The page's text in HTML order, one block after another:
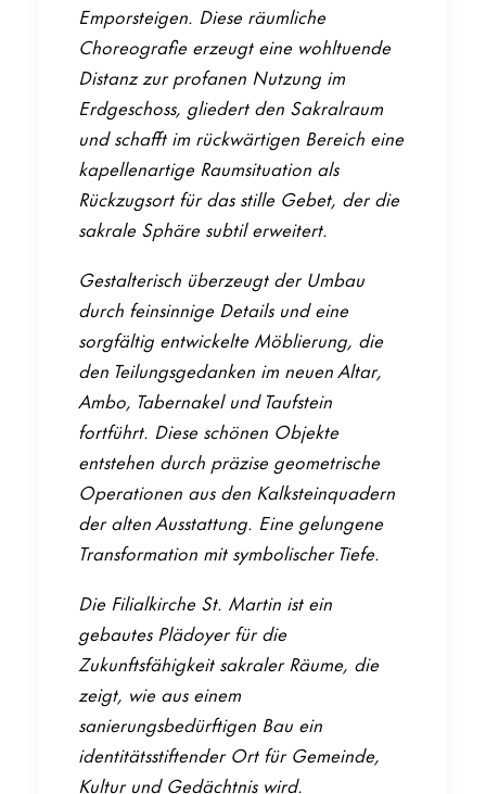
Projekte
Büro
Meldungen
Emporsteigen. Diese räumliche
Choreografie erzeugt eine wohltuende
Distanz zur profanen Nutzung im
Erdgeschoss, gliedert den Sakralraum
und schafft im rückwärtigen Bereich eine
kapellenartige Raumsituation als
Rückzugsort für das stille Gebet, der die
sakrale Sphäre subtil erweitert.
Gestalterisch überzeugt der Umbau
durch feinsinnige Details und eine
sorgfältig entwickelte Möblierung, die
den Teilungsgedanken im neuen Altar,
Ambo, Tabernakel und Taufstein
fortführt. Diese schönen Objekte
entstehen durch präzise geometrische
Operationen aus den Kalksteinquadern
der alten Ausstattung. Eine gelungene
Transformation mit symbolischer Tiefe.
Die Filialkirche St. Martin ist ein
gebautes Plädoyer für die
Zukunftsfähigkeit sakraler Räume, die
zeigt, wie aus einem
sanierungsbedürftigen Bau ein
identitätsstiftender Ort für Gemeinde,
Kultur und Gedächtnis wird.